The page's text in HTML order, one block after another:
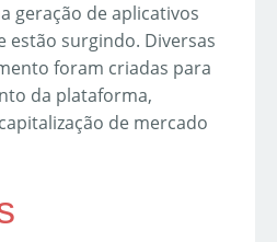
geração de aplicativos
estão surgindo. Diversas
foram criadas para
da plataforma,
de mercado